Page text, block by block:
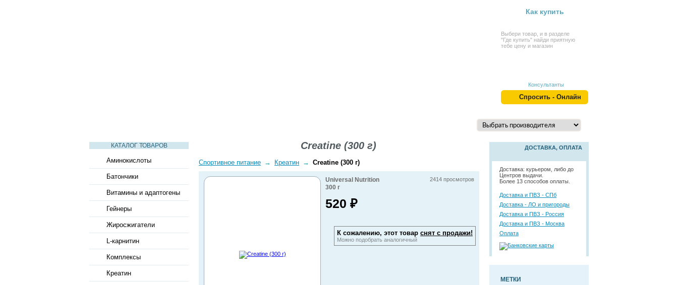
Как купить
Выбери товар, и в разделе
"Где купить" найди приятную
тебе цену и магазин
Консультанты
Спросить - Онлайн
КАТАЛОГ ТОВАРОВ
Аминокислоты
Батончики
Витамины и адаптогены
Гейнеры
Жиросжигатели
L-карнитин
Комплексы
Креатин
Creatine (300 г)
Спортивное питание → Креатин → Creatine (300 г)
2414 просмотров
Universal Nutrition
300 г
520 ₽
К сожалению, этот товар снят с продажи!
Можно подобрать аналогичный
ДОСТАВКА, ОПЛАТА
Доставка: курьером, либо до
Центров выдачи.
Более 13 способов оплаты.
Доставка и ПВЗ - СПб
Доставка - ЛО и пригороды
Доставка и ПВЗ - Россия
Доставка и ПВЗ - Москва
Оплата
МЕТКИ